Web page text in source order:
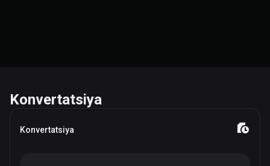
Konvertatsiya
Konvertatsiya